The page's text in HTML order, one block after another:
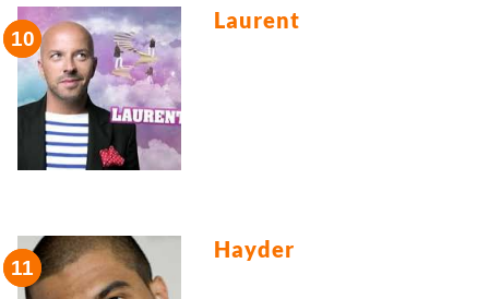
Laurent
Hayder